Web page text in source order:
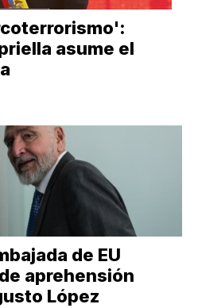
asume el
de EU
aprehensión
López